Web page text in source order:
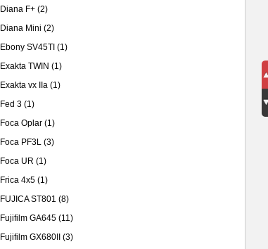
Diana F+ (2)
Diana Mini (2)
Ebony SV45TI (1)
Exakta TWIN (1)
Exakta vx IIa (1)
Fed 3 (1)
Foca Oplar (1)
Foca PF3L (3)
Foca UR (1)
Frica 4x5 (1)
FUJICA ST801 (8)
Fujifilm GA645 (11)
Fujifilm GX680II
(3)